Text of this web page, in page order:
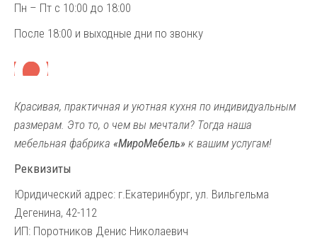
Пн – Пт с 10:00 до 18:00
После 18:00 и выходные дни по звонку
Красивая, практичная и уютная кухня по индивидуальным
размерам. Это то, о чем вы мечтали? Тогда наша
мебельная фабрика «МироМебель» к вашим услугам!
Реквизиты
Юридический адрес: г.Екатеринбург, ул. Вильгельма
Дегенина, 42-112
ИП: Поротников Денис Николаевич